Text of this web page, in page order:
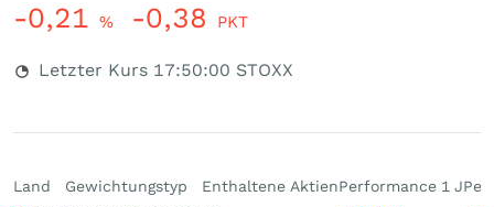
-0,21 % -0,38 PKT
Letzter Kurs 17:50:00 STOXX
Land Gewichtungstyp Enthaltene AktienPerformance 1 J